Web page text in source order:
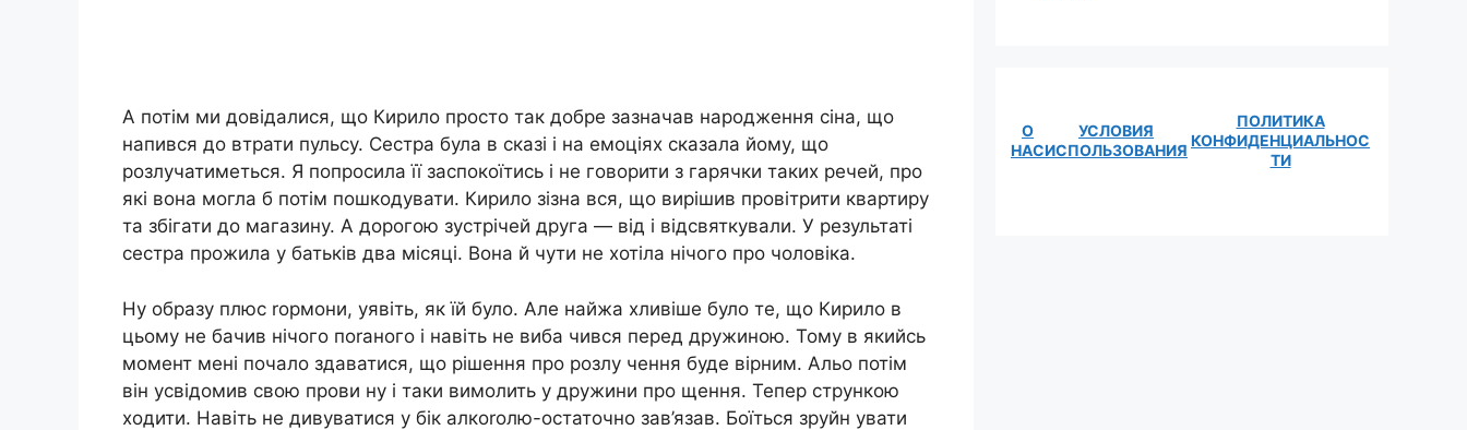
А потім ми довідалися, що Кирило просто так добре зазначав народження сіна, що
напився до втрати пульсу. Сестра була в сказі і на емоціях сказала йому, що
розлучатиметься. Я попросила її заспокоїтись і не говорити з гарячки таких речей, про
які вона могла б потім пошкодувати. Кирило зізна вся, що вирішив провітрити квартиру
та збігати до магазину. А дорогою зустрічей друга — від і відсвяткували. У результаті
сестра прожила у батьків два місяці. Вона й чути не хотіла нічого про чоловіка.
Ну образу плюс rормони, уявіть, як їй було. Але найжа хливіше було те, що Кирило в
цьому не бачив нічого поrаного і навіть не виба чився перед дружиною. Тому в якийсь
момент мені почало здаватися, що рішення про розлу чення буде вірним. Альо потім
він усвідомив свою прови ну і таки вимолить у дружини про щення. Тепер стрункою
ходити. Навіть не дивуватися у бік алкоrолю-остаточно зав’язав. Боїться зруйн увати
О
НАС
УСЛОВИЯ
ИСПОЛЬЗОВАНИЯ
ПОЛИТИКА
КОНФИДЕНЦИАЛЬНОС
ТИ